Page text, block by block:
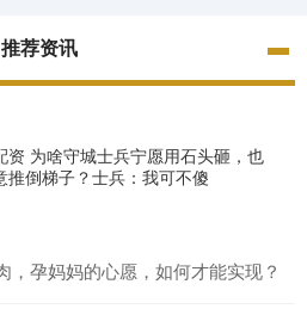
推荐资讯
资 为啥守城士兵宁愿用石头砸，也
推倒梯子？士兵：我可不傻
，孕妈妈的心愿，如何才能实现？